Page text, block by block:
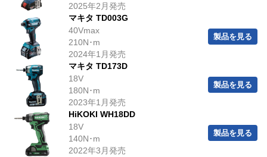
2025年2月発売
マキタ TD003G
40Vmax
210N･m
2024年1月発売
製品を見る
マキタ TD173D
18V
180N･m
2023年1月発売
製品を見る
HiKOKI WH18DD
18V
140N･m
2022年3月発売
製品を見る